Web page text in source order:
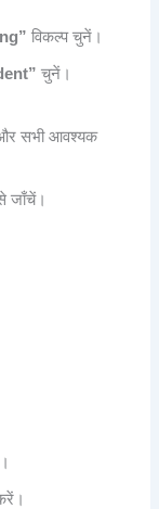
विकल्प चुनें।
चुनें।
सभी आवश्यक
जाँचें।